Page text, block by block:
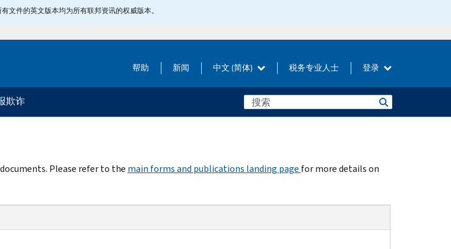
文件的英文版本均为所有联邦资讯的权威版本。
帮助 新闻 中文 (简体) 税务专业人士 登录
欺诈
Please refer to the main forms and publications landing page for more details on